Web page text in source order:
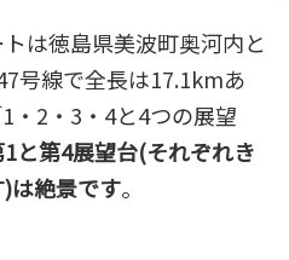
は徳島県美波町奥河内と
号線で全長は17.1kmあ
・2・3・4と4つの展望
と第4展望台(それぞれき
は絶景です。